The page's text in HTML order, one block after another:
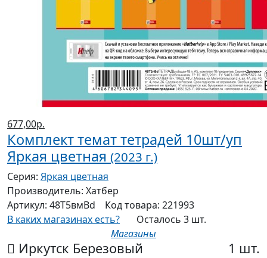
677,00р.
Комплект темат тетрадей 10шт/уп
Яркая цветная (2023 г.)
Серия: Яркая цветная
Производитель: Хатбер
Артикул: 48Т5вмВd Код товара: 221993
В каких магазинах есть?
Осталось 3 шт.
Магазины
Иркутск Березовый
1 шт.